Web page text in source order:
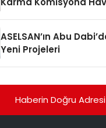
ASELSAN’ın Abu
Yeni Projeleri
Haberin Doğru Adresi